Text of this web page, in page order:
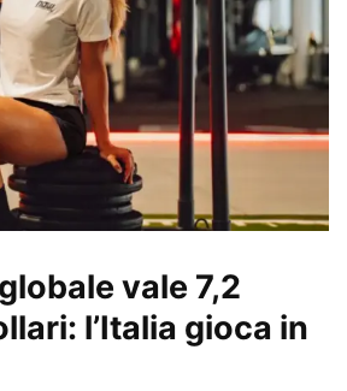
vale 7,2
l’Italia gioca in